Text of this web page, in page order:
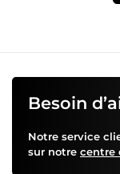
Besoin
Notre service
sur notre centre